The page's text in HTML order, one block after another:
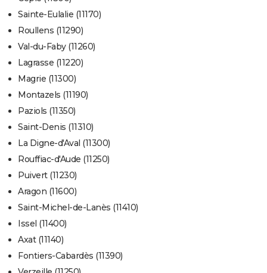
Sainte-Eulalie (11170)
Roullens (11290)
Val-du-Faby (11260)
Lagrasse (11220)
Magrie (11300)
Montazels (11190)
Paziols (11350)
Saint-Denis (11310)
La Digne-d'Aval (11300)
Rouffiac-d'Aude (11250)
Puivert (11230)
Aragon (11600)
Saint-Michel-de-Lanès (11410)
Issel (11400)
Axat (11140)
Fontiers-Cabardès (11390)